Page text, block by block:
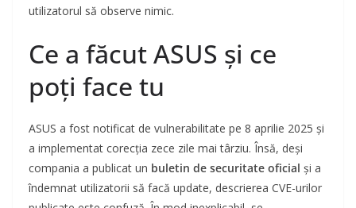
utilizatorul să observe nimic.
Ce a făcut ASUS și ce
poți face tu
ASUS a fost notificat de vulnerabilitate pe 8 aprilie 2025 și
a implementat corecția zece zile mai târziu. Însă, deși
compania a publicat un buletin de securitate oficial și a
îndemnat utilizatorii să facă update, descrierea CVE-urilor